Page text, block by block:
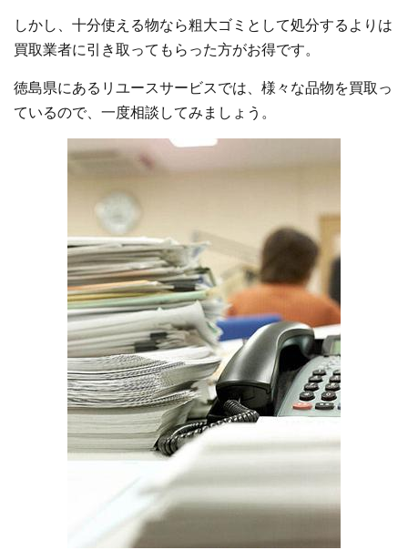
しかし、十分使える物なら粗大ゴミとして処分するよりは
買取業者に引き取ってもらった方がお得です。
徳島県にあるリユースサービスでは、様々な品物を買取っ
ているので、一度相談してみましょう。